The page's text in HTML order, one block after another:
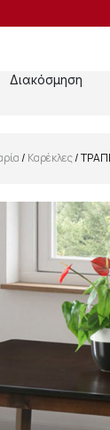
Διακόσμηση
/ Καρέκλες/